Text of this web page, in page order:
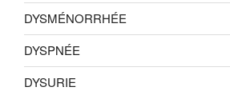
DYSMÉNORRHÉE
DYSPNÉE
DYSURIE